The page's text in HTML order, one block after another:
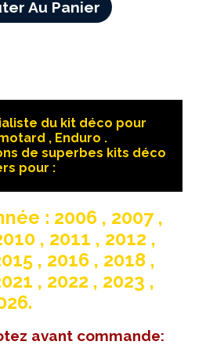
Au Panier
du kit déco pour
, Enduro .
de superbes kits déco
pour :
: 2006 , 2007 ,
, 2011 , 2012 ,
, 2016 , 2018 ,
, 2022 , 2023 ,
avant commande: